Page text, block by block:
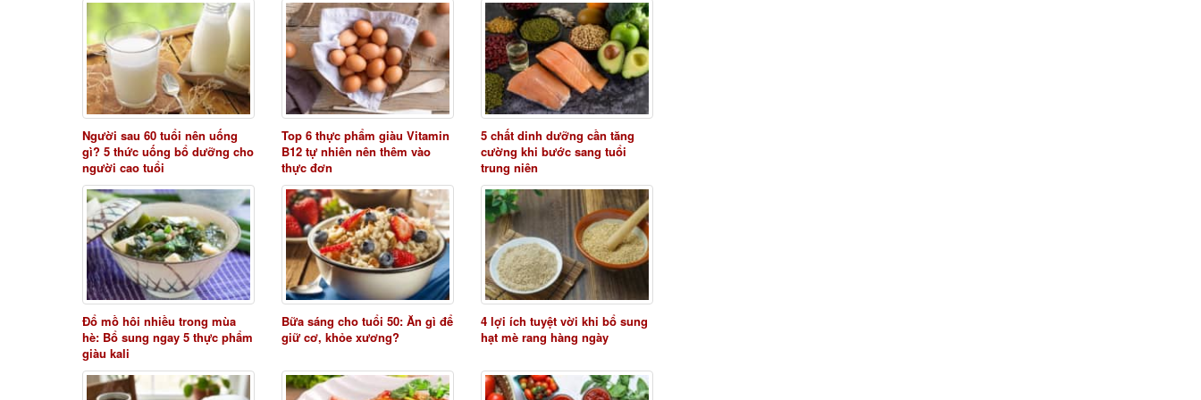
Người sau 60 tuổi nên uống
gì? 5 thức uống bổ dưỡng cho
người cao tuổi
Top 6 thực phẩm giàu Vitamin
B12 tự nhiên nên thêm vào
thực đơn
5 chất dinh dưỡng cần tăng
cường khi bước sang tuổi
trung niên
Đổ mồ hôi nhiều trong mùa
hè: Bổ sung ngay 5 thực phẩm
giàu kali
Bữa sáng cho tuổi 50: Ăn gì để
giữ cơ, khỏe xương?
4 lợi ích tuyệt vời khi bổ sung
hạt mè rang hàng ngày